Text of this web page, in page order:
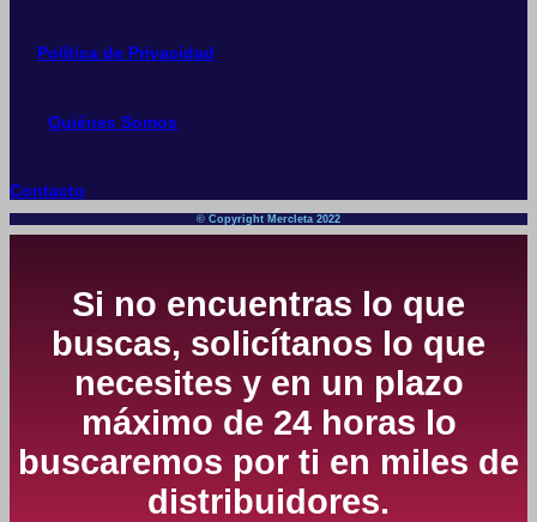
Política de Privacidad
Quiénes Somos
Contacto
© Copyright Mercleta 2022
Si no encuentras lo que
buscas, solicítanos lo que
necesites y en un plazo
máximo de 24 horas lo
buscaremos por ti en miles de
distribuidores.